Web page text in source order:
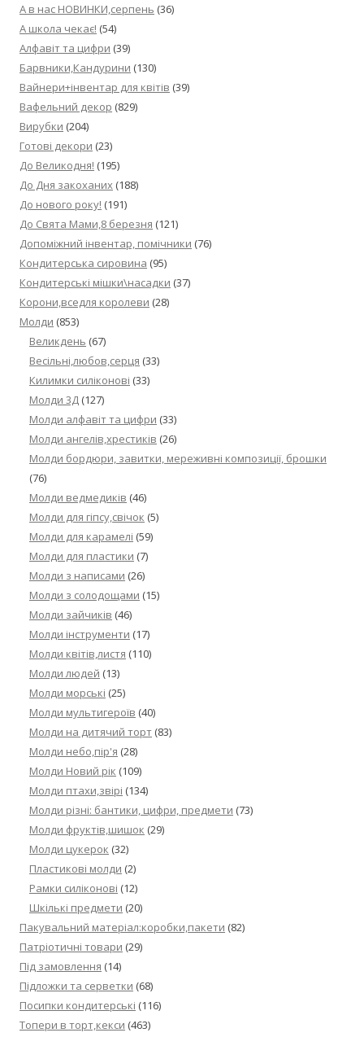
А в нас НОВИНКИ,серпень (36)
А школа чекає! (54)
Алфавіт та цифри (39)
Барвники,Кандурини (130)
Вайнери+інвентар для квітів (39)
Вафельний декор (829)
Вирубки (204)
Готові декори (23)
До Великодня! (195)
До Дня закоханих (188)
До нового року! (191)
До Свята Мами,8 березня (121)
Допоміжний інвентар, помічники (76)
Кондитерська сировина (95)
Кондитерські мішки\насадки (37)
Корони,вседля королеви (28)
Молди (853)
Великдень (67)
Весільні,любов,серця (33)
Килимки силіконові (33)
Молди 3Д (127)
Молди алфавіт та цифри (33)
Молди ангелів,хрестиків (26)
Молди бордюри, завитки, мереживні композиції, брошки
(76)
Молди ведмедиків (46)
Молди для гіпсу,свічок (5)
Молди для карамелі (59)
Молди для пластики (7)
Молди з написами (26)
Молди з солодощами (15)
Молди зайчиків (46)
Молди інструменти (17)
Молди квітів,листя (110)
Молди людей (13)
Молди морські (25)
Молди мультигероїв (40)
Молди на дитячий торт (83)
Молди небо,пір'я (28)
Молди Новий рік (109)
Молди птахи,звірі (134)
Молди різні: бантики, цифри, предмети (73)
Молди фруктів,шишок (29)
Молди цукерок (32)
Пластикові молди (2)
Рамки силіконові (12)
Шкількі предмети (20)
Пакувальний матеріал:коробки,пакети (82)
Патріотичні товари (29)
Під замовлення (14)
Підложки та серветки (68)
Посипки кондитерські (116)
Топери в торт,кекси (463)